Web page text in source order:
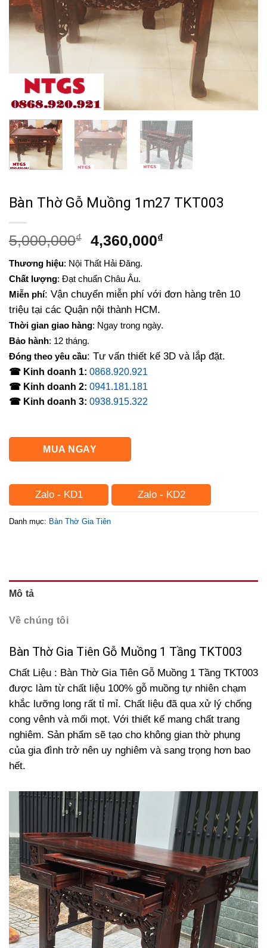
Bàn Thờ Gỗ Muồng 1m27 TKT003
5,000,000₫
Giá
là:
5,000,000₫.
4,360,000₫Giá
4,360,000₫.
Thương hiệu: Nội Thất Hải Đăng.
Chất lượng: Đạt chuẩn Châu Âu.
Miễn phí: Vận chuyển miễn phí với đơn hàng trên 10
triệu tại các Quận nội thành HCM.
Thời gian giao hàng: Ngay trong ngày.
Bảo hành: 12 tháng.
Đóng theo yêu cầu: Tư vấn thiết kế 3D và lắp đặt.
☎ Kinh doanh 1: 0868.920.921
☎ Kinh doanh 2: 0941.181.181
☎ Kinh doanh 3: 0938.915.322
MUA NGAY
Zalo - KD1 Zalo - KD2
Danh mục: Bàn Thờ Gia Tiên
Mô tả
Về chúng tôi
Bàn Thờ Gia Tiên Gỗ Muồng 1 Tầng TKT003
Chất Liệu : Bàn Thờ Gia Tiên Gỗ Muồng 1 Tầng TKT003
được làm từ chất liệu 100% gỗ muồng tự nhiên chạm
khắc lưỡng long rất tỉ mỉ. Chất liệu đã qua xử lý chống
cong vênh và mối mọt. Với thiết kế mang chất trang
nghiêm. Sản phẩm sẽ tạo cho không gian thờ phụng
của gia đình trở nên uy nghiêm và sang trọng hơn bao
hết.